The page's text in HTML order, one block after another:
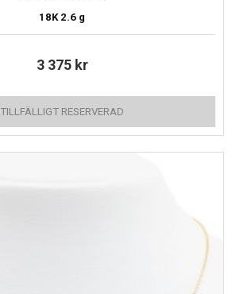
18K 2.6 g
3 375 kr
TILLFÄLLIGT RESERVERAD